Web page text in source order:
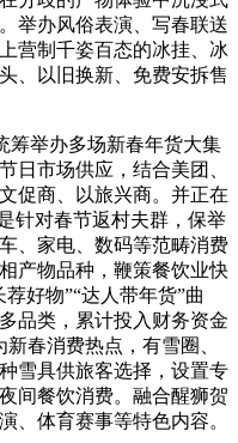
举办风俗表演、写春联送
营制千姿百态的冰挂、冰
、以旧换新、免费安拆售
举办多场新春年货大集
日市场供应，结合美团、
促商、以旅兴商。并正在
针对春节返村夫群，保举
、家电、数码等范畴消费
产物品种，鞭策餐饮业快
好物”“达人带年货”曲
品类，累计投入财务资金
春消费热点，有雪圈、
雪具供旅客选择，设置专
间餐饮消费。融合醒狮贺
、体育赛事等特色内容。